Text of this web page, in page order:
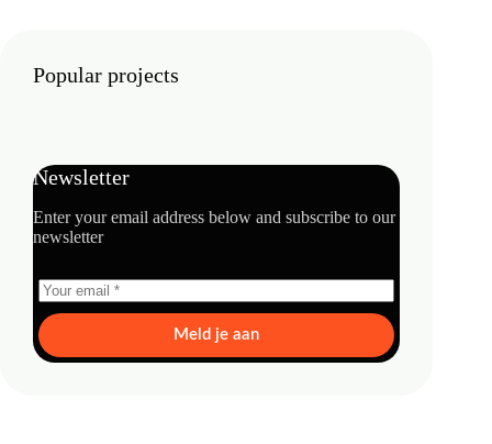
Popular projects
Newsletter
Enter your email address below and subscribe to our
newsletter
Meld je aan